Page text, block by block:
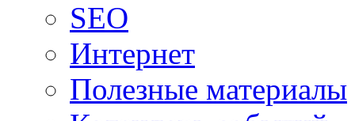
SEO
Интернет
Полезные материалы